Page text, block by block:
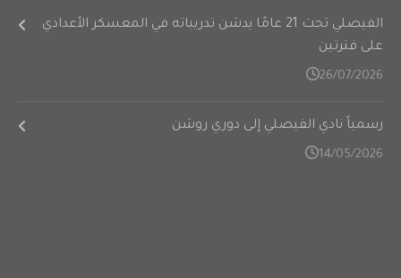
الفيصلي تحت 21 عامًا يدشن تدريباته في المعسكر الأعدادي
على فترتين
26/07/2026
رسمياً نادي الفيصلي إلى دوري روشن
14/05/2026